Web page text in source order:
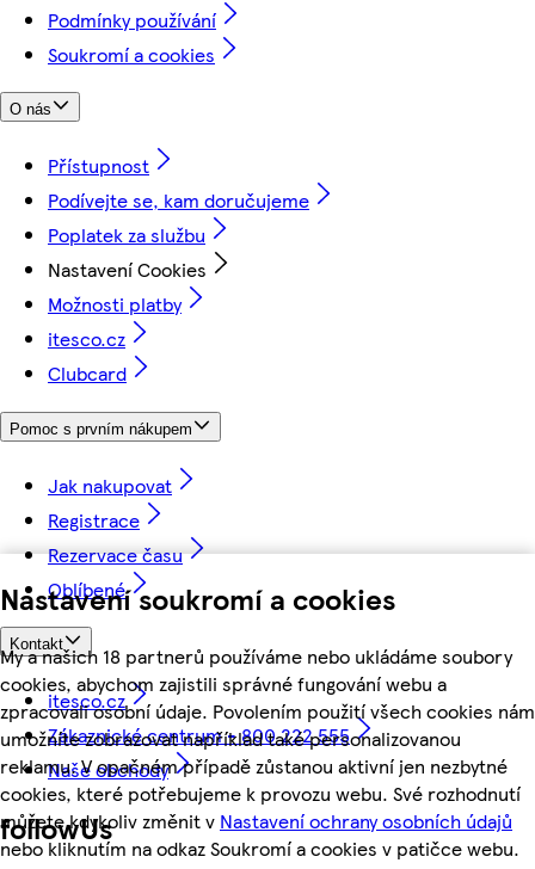
Nastavení soukromí a cookies
My a našich 18 partnerů používáme nebo ukládáme soubory
cookies, abychom zajistili správné fungování webu a
zpracovali osobní údaje. Povolením použití všech cookies nám
umožníte zobrazovat například také personalizovanou
reklamu. V opačném případě zůstanou aktivní jen nezbytné
cookies, které potřebujeme k provozu webu. Své rozhodnutí
můžete kdykoliv změnit v Nastavení ochrany osobních údajů
nebo kliknutím na odkaz Soukromí a cookies v patičce webu.
Podmínky používání
Soukromí a cookies
O nás
Přístupnost
Podívejte se, kam doručujeme
Poplatek za službu
Nastavení Cookies
Možnosti platby
itesco.cz
Clubcard
Pomoc s prvním nákupem
Jak nakupovat
Registrace
Rezervace času
Oblíbené
Kontakt
itesco.cz
Zákaznické centrum - 800 222 555
Naše obchody
followUs